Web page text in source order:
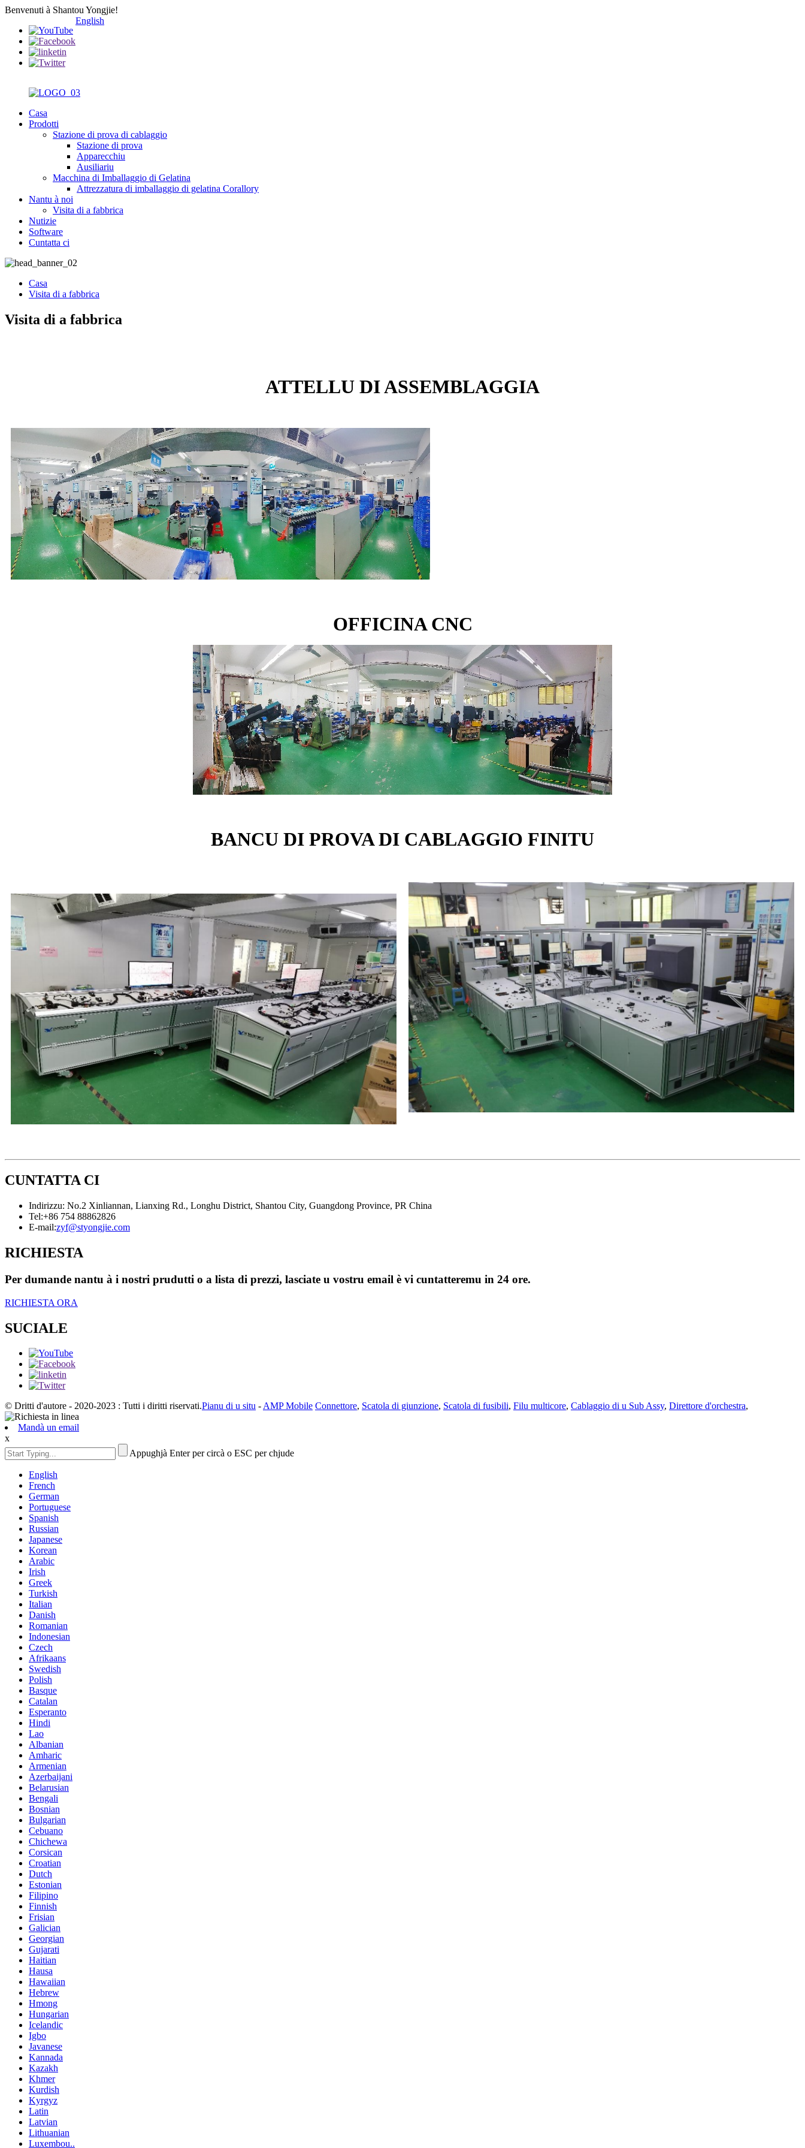
Benvenuti à Shantou Yongjie!
English
Casa
Prodotti
Stazione di prova di cablaggio
Stazione di prova
Apparecchiu
Ausiliariu
Macchina di Imballaggio di Gelatina
Attrezzatura di imballaggio di gelatina Corallory
Nantu à noi
Visita di a fabbrica
Nutizie
Software
Cuntatta ci
Casa
Visita di a fabbrica
Visita di a fabbrica
ATTELLU DI ASSEMBLAGGIA
OFFICINA CNC
BANCU DI PROVA DI CABLAGGIO FINITU
CUNTATTA CI
Indirizzu: No.2 Xinliannan, Lianxing Rd., Longhu District, Shantou City, Guangdong Province, PR China
Tel:+86 754 88862826
E-mail:zyf@styongjie.com
RICHIESTA
Per dumande nantu à i nostri prudutti o a lista di prezzi, lasciate u vostru email è vi cuntatteremu in 24 ore.
RICHIESTA ORA
SUCIALE
© Dritti d'autore - 2020-2023 : Tutti i diritti riservati.Pianu di u situ -AMP Mobile Connettore, Scatola di giunzione, Scatola di fusibili, Filu multicore, Cablaggio di u Sub Assy, Direttore d'orchestra,
Mandà un email
x
Appughjà Enter per circà o ESC per chjude
English
French
German
Portuguese
Spanish
Russian
Japanese
Korean
Arabic
Irish
Greek
Turkish
Italian
Danish
Romanian
Indonesian
Czech
Afrikaans
Swedish
Polish
Basque
Catalan
Esperanto
Hindi
Lao
Albanian
Amharic
Armenian
Azerbaijani
Belarusian
Bengali
Bosnian
Bulgarian
Cebuano
Chichewa
Corsican
Croatian
Dutch
Estonian
Filipino
Finnish
Frisian
Galician
Georgian
Gujarati
Haitian
Hausa
Hawaiian
Hebrew
Hmong
Hungarian
Icelandic
Igbo
Javanese
Kannada
Kazakh
Khmer
Kurdish
Kyrgyz
Latin
Latvian
Lithuanian
Luxembou..